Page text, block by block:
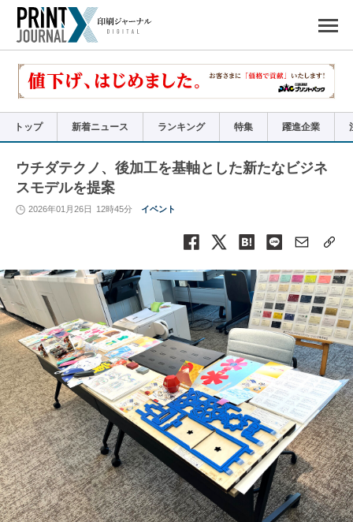
で
リ
トップ 新着ニュース ランキング 特集 躍進企業
ウチダテクノ、後加工を基軸とした新たなビジネ
スモデルを提案
2026年01月26日 12時45分 イベント